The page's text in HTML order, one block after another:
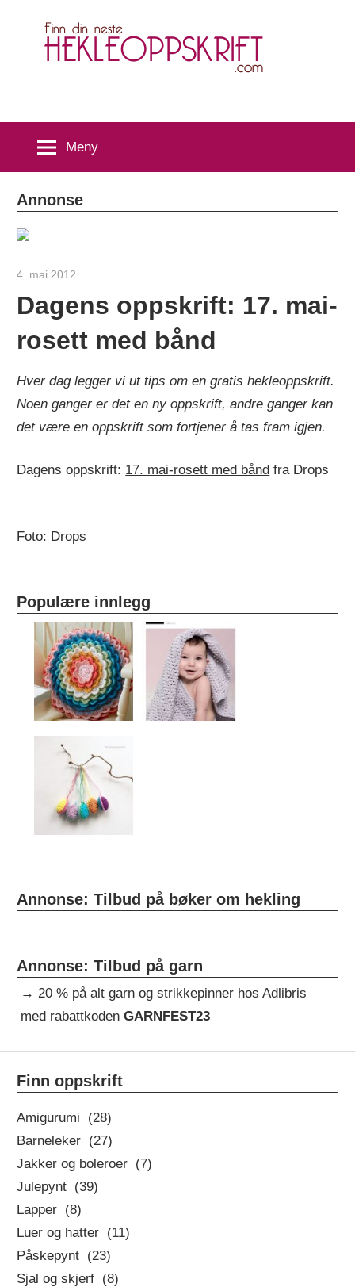
Meny
Annonse
4. mai 2012
Dagens oppskrift: 17. mai-
rosett med bånd
Hver dag legger vi ut tips om en gratis hekleoppskrift.
Noen ganger er det en ny oppskrift, andre ganger kan
det være en oppskrift som fortjener å tas fram igjen.
Dagens oppskrift: 17. mai-rosett med bånd fra Drops
Foto: Drops
Populære innlegg
Annonse: Tilbud på bøker om hekling
Annonse: Tilbud på garn
→20 % på alt garn og strikkepinner hos Adlibris
med rabattkodenGARNFEST23
OPPSKRIFT
Finn oppskrift
Amigurumi (28)
Barneleker (27)
Jakker og boleroer (7)
Julepynt (39)
Lapper (8)
Luer og hatter (11)
Påskepynt (23)
Sjal og skjerf (8)